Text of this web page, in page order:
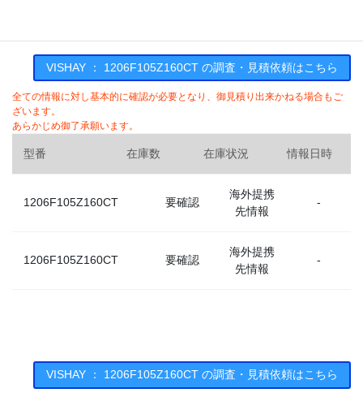
VISHAY ： 1206F105Z160CT の調査・見積依頼はこちら
全ての情報に対し基本的に確認が必要となり、御見積り出来かねる場合もご
ざいます。
あらかじめ御了承願います。
型番 在庫数 在庫状況 情報日時
1206F105Z160CT 要確認
海外提携
先情報
-
1206F105Z160CT 要確認
海外提携
先情報
-
VISHAY ： 1206F105Z160CT の調査・見積依頼はこちら